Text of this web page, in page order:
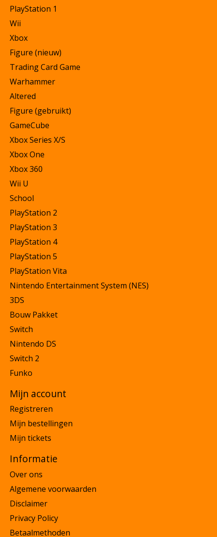
PlayStation 1
Wii
Xbox
Figure (nieuw)
Trading Card Game
Warhammer
Altered
Figure (gebruikt)
GameCube
Xbox Series X/S
Xbox One
Xbox 360
Wii U
School
PlayStation 2
PlayStation 3
PlayStation 4
PlayStation 5
PlayStation Vita
Nintendo Entertainment System (NES)
3DS
Bouw Pakket
Switch
Nintendo DS
Switch 2
Funko
Mijn account
Registreren
Mijn bestellingen
Mijn tickets
Informatie
Over ons
Algemene voorwaarden
Disclaimer
Privacy Policy
Betaalmethoden